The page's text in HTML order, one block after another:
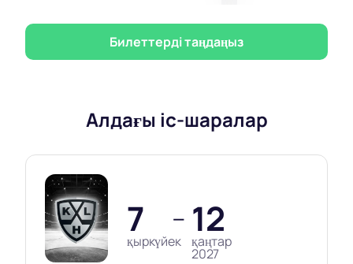
Билеттерді таңдаңыз
Алдағы іс-шаралар
7
қыркүйек
— 12
қаңтар
2027